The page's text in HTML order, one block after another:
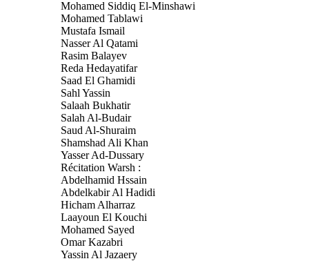
Mohamed Siddiq El-Minshawi
Mohamed Tablawi
Mustafa Ismail
Nasser Al Qatami
Rasim Balayev
Reda Hedayatifar
Saad El Ghamidi
Sahl Yassin
Salaah Bukhatir
Salah Al-Budair
Saud Al-Shuraim
Shamshad Ali Khan
Yasser Ad-Dussary
Récitation Warsh :
Abdelhamid Hssain
Abdelkabir Al Hadidi
Hicham Alharraz
Laayoun El Kouchi
Mohamed Sayed
Omar Kazabri
Yassin Al Jazaery